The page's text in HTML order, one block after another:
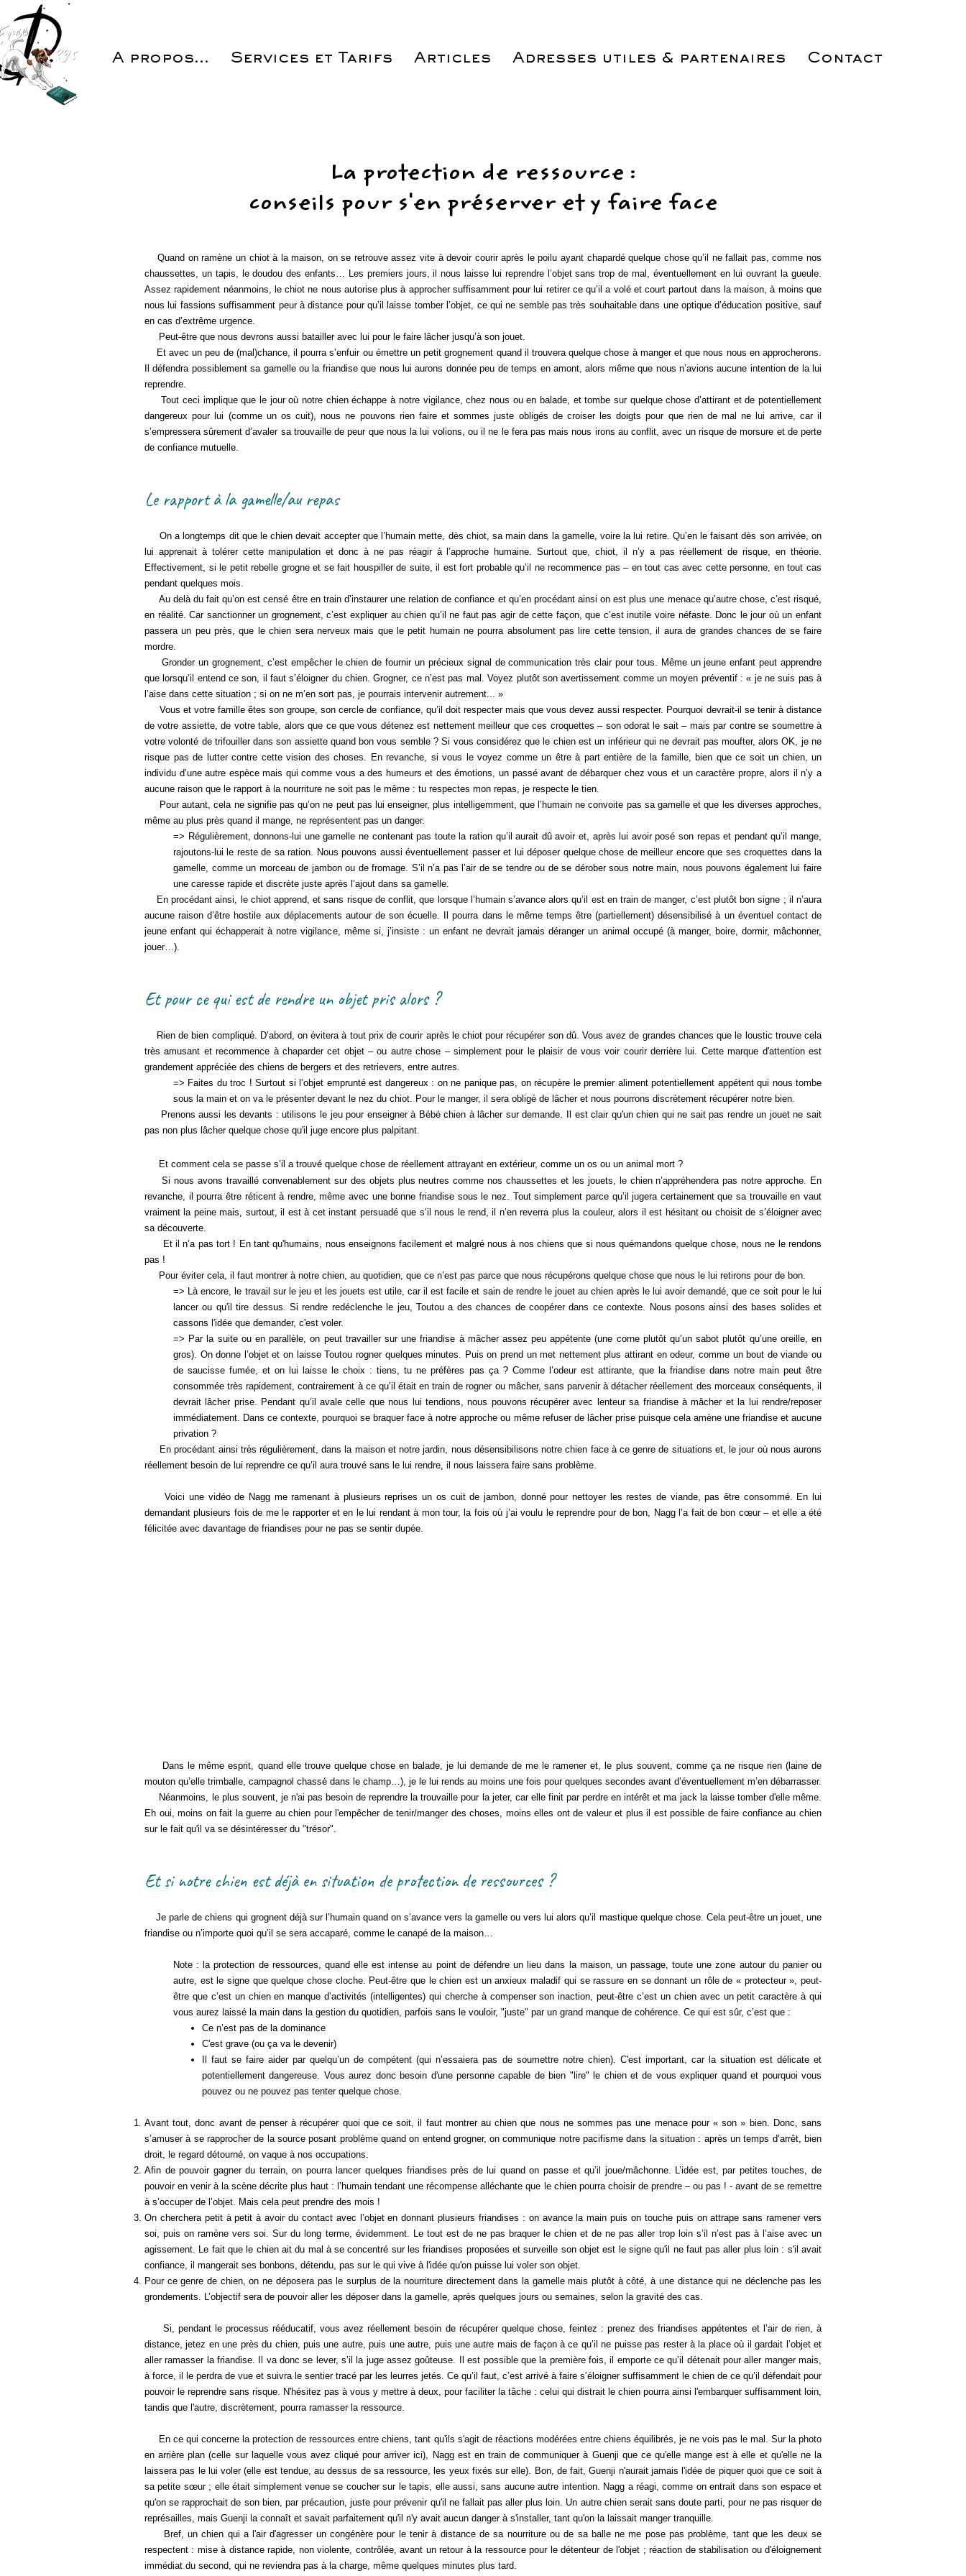
A propos... Services et Tarifs Articles Adresses utiles & partenaires Contact
La protection de ressource :
conseils pour s'en préserver et y faire face
Quand on ramène un chiot à la maison, on se retrouve assez vite à devoir courir après le poilu ayant chapardé quelque chose qu’il ne fallait pas, comme nos
chaussettes, un tapis, le doudou des enfants… Les premiers jours, il nous laisse lui reprendre l’objet sans trop de mal, éventuellement en lui ouvrant la gueule.
Assez rapidement néanmoins, le chiot ne nous autorise plus à approcher suffisamment pour lui retirer ce qu’il a volé et court partout dans la maison, à moins que
nous lui fassions suffisamment peur à distance pour qu’il laisse tomber l’objet, ce qui ne semble pas très souhaitable dans une optique d’éducation positive, sauf
en cas d’extrême urgence.
Peut-être que nous devrons aussi batailler avec lui pour le faire lâcher jusqu’à son jouet.
Et avec un peu de (mal)chance, il pourra s’enfuir ou émettre un petit grognement quand il trouvera quelque chose à manger et que nous nous en approcherons.
Il défendra possiblement sa gamelle ou la friandise que nous lui aurons donnée peu de temps en amont, alors même que nous n’avions aucune intention de la lui
reprendre.
Tout ceci implique que le jour où notre chien échappe à notre vigilance, chez nous ou en balade, et tombe sur quelque chose d’attirant et de potentiellement
dangereux pour lui (comme un os cuit), nous ne pouvons rien faire et sommes juste obligés de croiser les doigts pour que rien de mal ne lui arrive, car il
s’empressera sûrement d’avaler sa trouvaille de peur que nous la lui volions, ou il ne le fera pas mais nous irons au conflit, avec un risque de morsure et de perte
de confiance mutuelle.
Le rapport à la gamelle/au repas
On a longtemps dit que le chien devait accepter que l’humain mette, dès chiot, sa main dans la gamelle, voire la lui retire. Qu’en le faisant dès son arrivée, on
lui apprenait à tolérer cette manipulation et donc à ne pas réagir à l’approche humaine. Surtout que, chiot, il n’y a pas réellement de risque, en théorie.
Effectivement, si le petit rebelle grogne et se fait houspiller de suite, il est fort probable qu’il ne recommence pas – en tout cas avec cette personne, en tout cas
pendant quelques mois.
Au delà du fait qu’on est censé être en train d’instaurer une relation de confiance et qu’en procédant ainsi on est plus une menace qu’autre chose, c’est risqué,
en réalité. Car sanctionner un grognement, c’est expliquer au chien qu’il ne faut pas agir de cette façon, que c’est inutile voire néfaste. Donc le jour où un enfant
passera un peu près, que le chien sera nerveux mais que le petit humain ne pourra absolument pas lire cette tension, il aura de grandes chances de se faire
mordre.
Gronder un grognement, c’est empêcher le chien de fournir un précieux signal de communication très clair pour tous. Même un jeune enfant peut apprendre
que lorsqu’il entend ce son, il faut s’éloigner du chien. Grogner, ce n’est pas mal. Voyez plutôt son avertissement comme un moyen préventif : « je ne suis pas à
l’aise dans cette situation ; si on ne m’en sort pas, je pourrais intervenir autrement... »
Vous et votre famille êtes son groupe, son cercle de confiance, qu’il doit respecter mais que vous devez aussi respecter. Pourquoi devrait-il se tenir à distance
de votre assiette, de votre table, alors que ce que vous détenez est nettement meilleur que ces croquettes – son odorat le sait – mais par contre se soumettre à
votre volonté de trifouiller dans son assiette quand bon vous semble ? Si vous considérez que le chien est un inférieur qui ne devrait pas moufter, alors OK, je ne
risque pas de lutter contre cette vision des choses. En revanche, si vous le voyez comme un être à part entière de la famille, bien que ce soit un chien, un
individu d’une autre espèce mais qui comme vous a des humeurs et des émotions, un passé avant de débarquer chez vous et un caractère propre, alors il n’y a
aucune raison que le rapport à la nourriture ne soit pas le même : tu respectes mon repas, je respecte le tien.
Pour autant, cela ne signifie pas qu’on ne peut pas lui enseigner, plus intelligemment, que l’humain ne convoite pas sa gamelle et que les diverses approches,
même au plus près quand il mange, ne représentent pas un danger.
=> Régulièrement, donnons-lui une gamelle ne contenant pas toute la ration qu’il aurait dû avoir et, après lui avoir posé son repas et pendant qu’il mange,
rajoutons-lui le reste de sa ration. Nous pouvons aussi éventuellement passer et lui déposer quelque chose de meilleur encore que ses croquettes dans la
gamelle, comme un morceau de jambon ou de fromage. S’il n’a pas l’air de se tendre ou de se dérober sous notre main, nous pouvons également lui faire
une caresse rapide et discrète juste après l’ajout dans sa gamelle.
En procédant ainsi, le chiot apprend, et sans risque de conflit, que lorsque l’humain s’avance alors qu’il est en train de manger, c’est plutôt bon signe ; il n’aura
aucune raison d’être hostile aux déplacements autour de son écuelle. Il pourra dans le même temps être (partiellement) désensibilisé à un éventuel contact de
jeune enfant qui échapperait à notre vigilance, même si, j’insiste : un enfant ne devrait jamais déranger un animal occupé (à manger, boire, dormir, mâchonner,
jouer…).
Et pour ce qui est de rendre un objet pris alors ?
Rien de bien compliqué. D’abord, on évitera à tout prix de courir après le chiot pour récupérer son dû. Vous avez de grandes chances que le loustic trouve cela
très amusant et recommence à chaparder cet objet – ou autre chose – simplement pour le plaisir de vous voir courir derrière lui. Cette marque d'attention est
grandement appréciée des chiens de bergers et des retrievers, entre autres.
=> Faites du troc ! Surtout si l’objet emprunté est dangereux : on ne panique pas, on récupère le premier aliment potentiellement appétent qui nous tombe
sous la main et on va le présenter devant le nez du chiot. Pour le manger, il sera obligé de lâcher et nous pourrons discrètement récupérer notre bien.
Prenons aussi les devants :utilisons le jeupour enseigner à Bébé chien à lâcher sur demande. Il est clair qu'un chien qui ne sait pas rendre un jouet ne sait
pas non plus lâcher quelque chose qu'il juge encore plus palpitant.
Et comment cela se passe s’il a trouvé quelque chose de réellement attrayant en extérieur, comme un os ou un animal mort ?
Si nous avons travaillé convenablement sur des objets plus neutres comme nos chaussettes et les jouets, le chien n’appréhendera pas notre approche. En
revanche, il pourra être réticent à rendre, même avec une bonne friandise sous le nez. Tout simplement parce qu’il jugera certainement que sa trouvaille en vaut
vraiment la peine mais, surtout, il est à cet instant persuadé que s’il nous le rend, il n’en reverra plus la couleur, alors il est hésitant ou choisit de s’éloigner avec
sa découverte.
Et il n’a pas tort ! En tant qu'humains, nous enseignons facilement et malgré nous à nos chiens que si nous quémandons quelque chose, nous ne le rendons
pas !
Pour éviter cela, il faut montrer à notre chien, au quotidien, que ce n’est pas parce que nous récupérons quelque chose que nous le lui retirons pour de bon.
=> Là encore, le travail sur le jeu et les jouets est utile, car il est facile et sain de rendre le jouet au chien après le lui avoir demandé, que ce soit pour le lui
lancer ou qu'il tire dessus. Si rendre redéclenche le jeu, Toutou a des chances de coopérer dans ce contexte. Nous posons ainsi des bases solides et
cassons l'idée que demander, c'est voler.
=> Par la suite ou en parallèle, on peut travailler sur une friandise à mâcher assez peu appétente (une corne plutôt qu’un sabot plutôt qu’une oreille, en
gros). On donne l’objet et on laisse Toutou rogner quelques minutes. Puis on prend un met nettement plus attirant en odeur, comme un bout de viande ou
de saucisse fumée, et on lui laisse le choix : tiens, tu ne préfères pas ça ? Comme l’odeur est attirante, que la friandise dans notre main peut être
consommée très rapidement, contrairement à ce qu’il était en train de rogner ou mâcher, sans parvenir à détacher réellement des morceaux conséquents, il
devrait lâcher prise. Pendant qu’il avale celle que nous lui tendions, nous pouvons récupérer avec lenteur sa friandise à mâcher et la lui rendre/reposer
immédiatement. Dans ce contexte, pourquoi se braquer face à notre approche ou même refuser de lâcher prise puisque cela amène une friandise et aucune
privation ?
En procédant ainsi très régulièrement, dans la maison et notre jardin, nous désensibilisons notre chien face à ce genre de situations et, le jour où nous aurons
réellement besoin de lui reprendre ce qu’il aura trouvé sans le lui rendre, il nous laissera faire sans problème.
Voici une vidéo de Nagg me ramenant à plusieurs reprises un os cuit de jambon, donné pour nettoyer les restes de viande, pas être consommé. En lui
demandant plusieurs fois de me le rapporter et en le lui rendant à mon tour, la fois où j’ai voulu le reprendre pour de bon, Nagg l’a fait de bon cœur – et elle a été
félicitée avec davantage de friandises pour ne pas se sentir dupée.
Dans le même esprit, quand elle trouve quelque chose en balade, je lui demande de me le ramener et, le plus souvent, comme ça ne risque rien (laine de
mouton qu’elle trimballe, campagnol chassé dans le champ…), je le lui rends au moins une fois pour quelques secondes avant d’éventuellement m’en débarrasser.
Néanmoins, le plus souvent, je n'ai pas besoin de reprendre la trouvaille pour la jeter, car elle finit par perdre en intérêt et ma jack la laisse tomber d'elle même.
Eh oui, moins on fait la guerre au chien pour l'empêcher de tenir/manger des choses, moins elles ont de valeur et plus il est possible de faire confiance au chien
sur le fait qu'il va se désintéresser du "trésor".
Et si notre chien est déjà en situation de protection de ressources ?
Je parle de chiens qui grognent déjà sur l’humain quand on s’avance vers la gamelle ou vers lui alors qu’il mastique quelque chose. Cela peut-être un jouet, une
friandise ou n’importe quoi qu’il se sera accaparé, comme le canapé de la maison…
Note : la protection de ressources, quand elle est intense au point de défendre un lieu dans la maison, un passage, toute une zone autour du panier ou
autre, est le signe que quelque chose cloche. Peut-être que le chien est un anxieux maladif qui se rassure en se donnant un rôle de « protecteur », peut-
être que c’est un chien en manque d’activités (intelligentes) qui cherche à compenser son inaction, peut-être c’est un chien avec un petit caractère à qui
vous aurez laissé la main dans la gestion du quotidien, parfois sans le vouloir, "juste" par un grand manque de cohérence. Ce qui est sûr, c’est que :
Ce n’est pas de la dominance
C'est grave (ou ça va le devenir)
Il faut se faire aider par quelqu’un de compétent (qui n’essaiera pas de soumettre notre chien). C'est important, car la situation est délicate et
potentiellement dangereuse. Vous aurez donc besoin d'une personne capable de bien "lire" le chien et de vous expliquer quand et pourquoi vous
pouvez ou ne pouvez pas tenter quelque chose.
Avant tout, donc avant de penser à récupérer quoi que ce soit, il faut montrer au chien que nous ne sommes pas une menace pour « son » bien. Donc, sans
s’amuser à se rapprocher de la source posant problème quand on entend grogner, on communique notre pacifisme dans la situation : après un temps d’arrêt, bien
droit, le regard détourné, on vaque à nos occupations.
Afin de pouvoir gagner du terrain, on pourra lancer quelques friandises près de lui quand on passe et qu’il joue/mâchonne. L’idée est, par petites touches, de
pouvoir en venir à la scène décrite plus haut : l’humain tendant une récompense alléchante que le chien pourra choisir de prendre – ou pas ! - avant de se remettre
à s’occuper de l’objet. Mais cela peut prendre des mois !
On cherchera petit à petit à avoir du contact avec l’objet en donnant plusieurs friandises : on avance la main puis on touche puis on attrape sans ramener vers
soi, puis on ramène vers soi. Sur du long terme, évidemment. Le tout est de ne pas braquer le chien et de ne pas aller trop loin s’il n’est pas à l’aise avec un
agissement. Le fait que le chien ait du mal à se concentré sur les friandises proposées et surveille son objet est le signe qu'il ne faut pas aller plus loin : s'il avait
confiance, il mangerait ses bonbons, détendu, pas sur le qui vive à l'idée qu'on puisse lui voler son objet.
Pour ce genre de chien, on ne déposera pas le surplus de la nourriture directement dans la gamelle mais plutôt à côté, à une distance qui ne déclenche pas les
grondements. L’objectif sera de pouvoir aller les déposer dans la gamelle, après quelques jours ou semaines, selon la gravité des cas.
Si, pendant le processus rééducatif, vous avez réellement besoin de récupérer quelque chose, feintez : prenez des friandises appétentes et l’air de rien, à
distance, jetez en une près du chien, puis une autre, puis une autre, puis une autre mais de façon à ce qu’il ne puisse pas rester à la place où il gardait l’objet et
aller ramasser la friandise. Il va donc se lever, s’il la juge assez goûteuse. Il est possible que la première fois, il emporte ce qu’il détenait pour aller manger mais,
à force, il le perdra de vue et suivra le sentier tracé par les leurres jetés. Ce qu’il faut, c’est arrivé à faire s’éloigner suffisamment le chien de ce qu’il défendait pour
pouvoir le reprendre sans risque. N'hésitez pas à vous y mettre à deux, pour faciliter la tâche : celui qui distrait le chien pourra ainsi l'embarquer suffisamment loin,
tandis que l'autre, discrètement, pourra ramasser la ressource.
En ce qui concerne la protection de ressources entre chiens, tant qu'ils s'agit de réactions modérées entre chiens équilibrés, je ne vois pas le mal. Sur la photo
en arrière plan (celle sur laquelle vous avez cliqué pour arriver ici), Nagg est en train de communiquer à Guenji que ce qu'elle mange est à elle et qu'elle ne la
laissera pas le lui voler (elle est tendue, au dessus de sa ressource, les yeux fixés sur elle). Bon, de fait, Guenji n'aurait jamais l'idée de piquer quoi que ce soit à
sa petite sœur ; elle était simplement venue se coucher sur le tapis, elle aussi, sans aucune autre intention. Nagg a réagi, comme on entrait dans son espace et
qu'on se rapprochait de son bien, par précaution, juste pour prévenir qu'il ne fallait pas aller plus loin. Un autre chien serait sans doute parti, pour ne pas risquer de
représailles, mais Guenji la connaît et savait parfaitement qu'il n'y avait aucun danger à s'installer, tant qu'on la laissait manger tranquille.
Bref, un chien qui a l'air d'agresser un congénère pour le tenir à distance de sa nourriture ou de sa balle ne me pose pas problème, tant que les deux se
respectent : mise à distance rapide, non violente, contrôlée, avant un retour à la ressource pour le détenteur de l'objet ; réaction de stabilisation ou d'éloignement
immédiat du second, qui ne reviendra pas à la charge, même quelques minutes plus tard.